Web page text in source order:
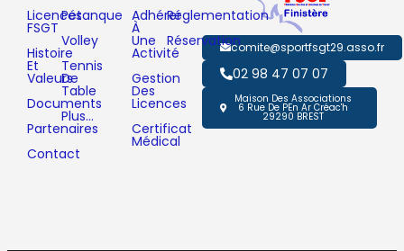
comite@sportfsgt29.asso.fr
02 98 47 07 07
Maison Des Associations
6 Rue De PEn Ar Créac'h
29290 BREST
Licences
FSGT
Histoire
Et
Valeurs
Documents
Partenaires
Contact
Pétanque
Volley
Tennis
De
Table
Plus…
Adhérer
À
Une
Activité
Gestion
Des
Licences
Certificat
Médical
Réglementation
Réservation